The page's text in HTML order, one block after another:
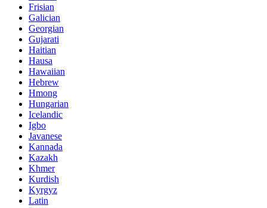
Frisian
Galician
Georgian
Gujarati
Haitian
Hausa
Hawaiian
Hebrew
Hmong
Hungarian
Icelandic
Igbo
Javanese
Kannada
Kazakh
Khmer
Kurdish
Kyrgyz
Latin